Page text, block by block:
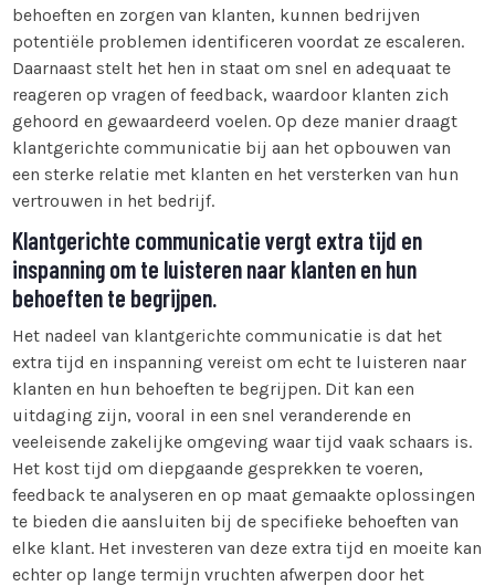
behoeften en zorgen van klanten, kunnen bedrijven
potentiële problemen identificeren voordat ze escaleren.
Daarnaast stelt het hen in staat om snel en adequaat te
reageren op vragen of feedback, waardoor klanten zich
gehoord en gewaardeerd voelen. Op deze manier draagt
klantgerichte communicatie bij aan het opbouwen van
een sterke relatie met klanten en het versterken van hun
vertrouwen in het bedrijf.
Klantgerichte communicatie vergt extra tijd en
inspanning om te luisteren naar klanten en hun
behoeften te begrijpen.
Het nadeel van klantgerichte communicatie is dat het
extra tijd en inspanning vereist om echt te luisteren naar
klanten en hun behoeften te begrijpen. Dit kan een
uitdaging zijn, vooral in een snel veranderende en
veeleisende zakelijke omgeving waar tijd vaak schaars is.
Het kost tijd om diepgaande gesprekken te voeren,
feedback te analyseren en op maat gemaakte oplossingen
te bieden die aansluiten bij de specifieke behoeften van
elke klant. Het investeren van deze extra tijd en moeite kan
echter op lange termijn vruchten afwerpen door het